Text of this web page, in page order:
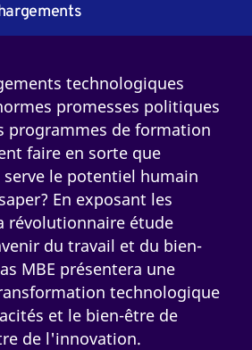
technologiques
promesses politiques
programmes de formation
faire en sorte que
le potentiel humain
En exposant les
révolutionnaire étude
du travail et du bien-
MBE présentera une
technologique
et le bien-être de
de l'innovation.